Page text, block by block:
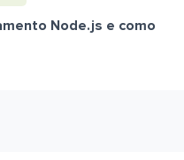
Node.js e como